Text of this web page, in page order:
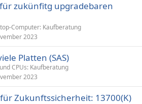
zukünfitg upgradebaren
Computer: Kaufberatung
2023
Platten (SAS)
CPUs: Kaufberatung
2023
Zukunftssicherheit: 13700(K)